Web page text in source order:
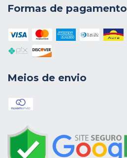
Formas de pagamento
Meios de envio